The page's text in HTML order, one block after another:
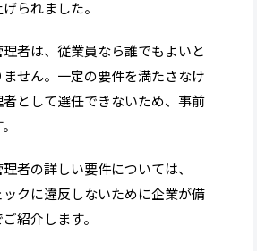
られました。
者は、従業員なら誰でもよいと
せん。一定の要件を満たさなけ
として選任できないため、事前
者の詳しい要件については、
ックに違反しないために企業が備
紹介します。